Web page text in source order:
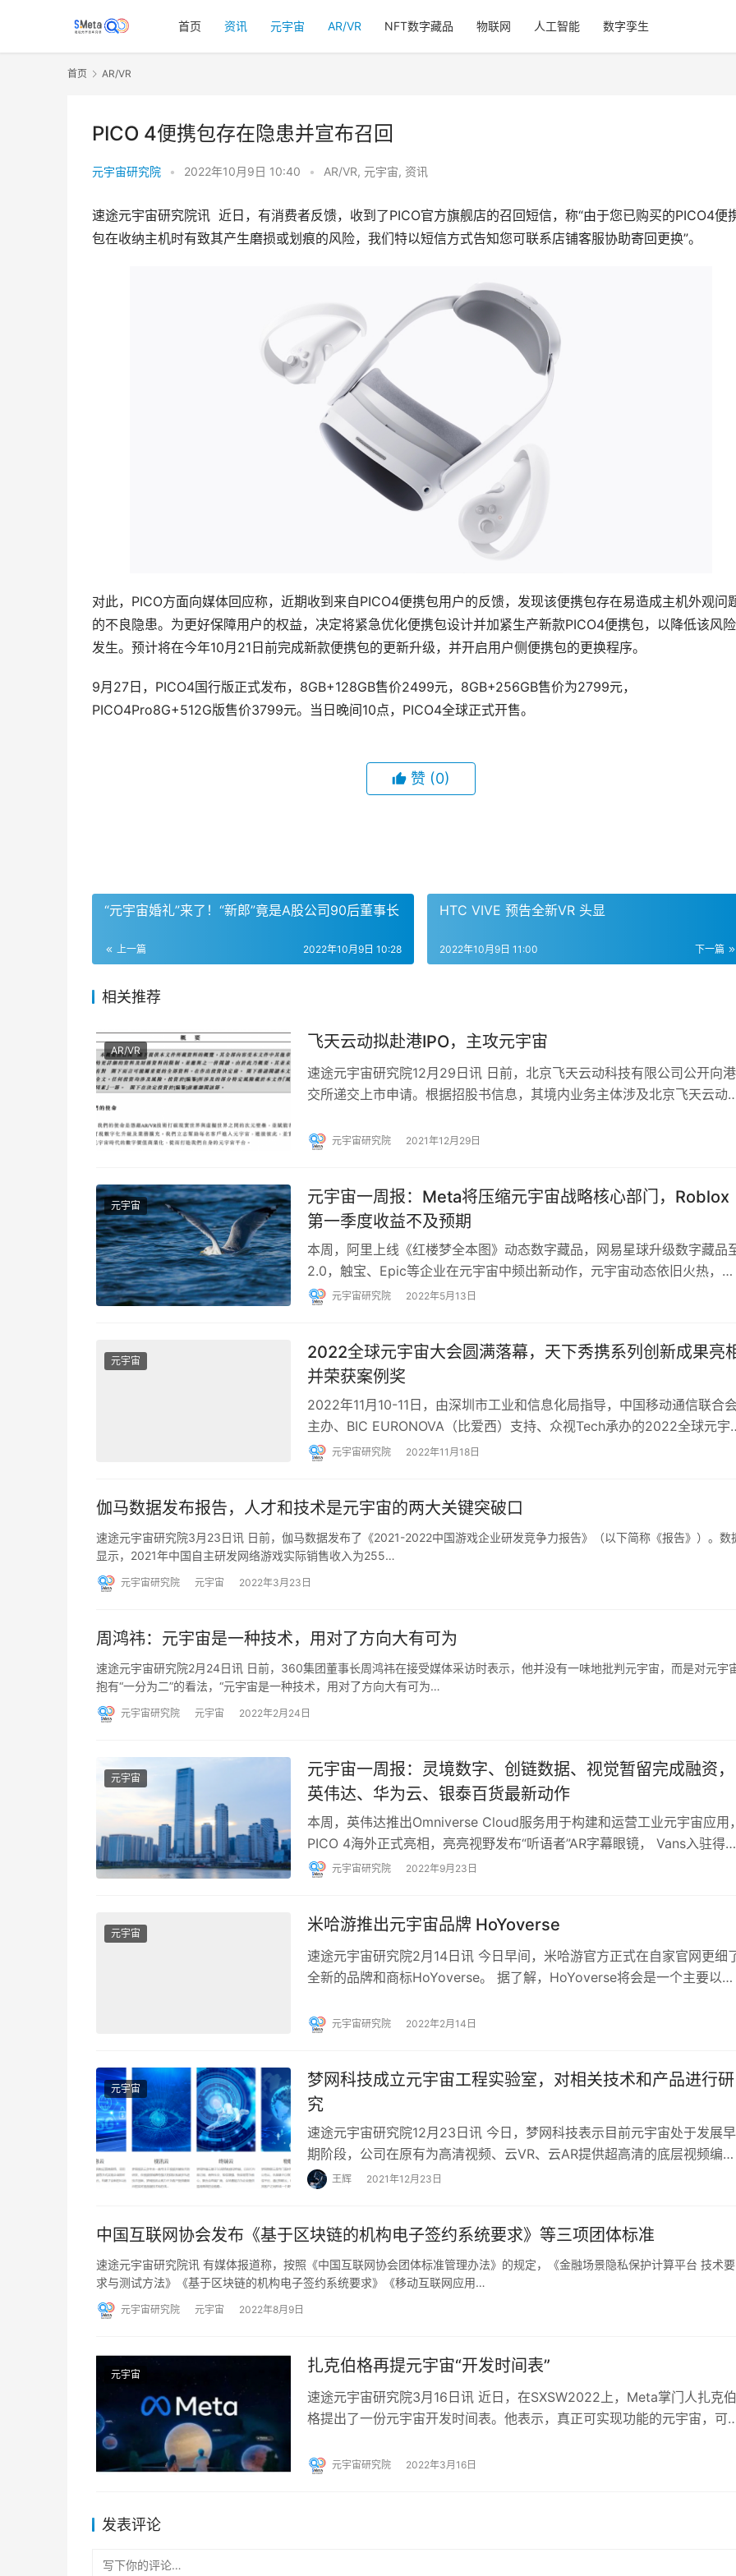
首页 资讯 元宇宙 AR/VR NFT数字藏品 物联网 人工智能 数字孪生
首页 AR/VR
PICO 4便携包存在隐患并宣布召回
元宇宙研究院 • 2022年10月9日 10:40 • AR/VR, 元宇宙, 资讯
速途元宇宙研究院讯  近日，有消费者反馈，收到了PICO官方旗舰店的召回短信，称“由于您已购买的PICO4便
包在收纳主机时有致其产生磨损或划痕的风险，我们特以短信方式告知您可联系店铺客服协助寄回更换”。
对此，PICO方面向媒体回应称，近期收到来自PICO4便携包用户的反馈，发现该便携包存在易造成主机外观问
的不良隐患。为更好保障用户的权益，决定将紧急优化便携包设计并加紧生产新款PICO4便携包，以降低该风
发生。预计将在今年10月21日前完成新款便携包的更新升级，并开启用户侧便携包的更换程序。
9月27日，PICO4国行版正式发布，8GB+128GB售价2499元，8GB+256GB售价为2799元，
PICO4Pro8G+512G版售价3799元。当日晚间10点，PICO4全球正式开售。
赞 (0)
“元宇宙婚礼”来了！“新郎”竟是A股公司90后董事长
上一篇 2022年10月9日 10:28
HTC VIVE 预告全新VR 头显
下一篇
2022年10月9日 11:00
相关推荐
AR/VR 飞天云动拟赴港IPO，主攻元宇宙
速途元宇宙研究院12月29日讯 日前，北京飞天云动科技有限公司公开向港
交所递交上市申请。根据招股书信息，其境内业务主体涉及北京飞天云动
元宇宙研究院 2021年12月29日
元宇宙
元宇宙一周报：Meta将压缩元宇宙战略核心部门，Roblox
第一季度收益不及预期
本周，阿里上线《红楼梦全本图》动态数字藏品，网易星球升级数字藏品
2.0，触宝、Epic等企业在元宇宙中频出新动作，元宇宙动态依旧火热，接
下来，和速途元宇宙研究院一起来回顾下本周的…
元宇宙研究院 2022年5月13日
元宇宙
2022全球元宇宙大会圆满落幕，天下秀携系列创新成果亮
并荣获案例奖
2022年11月10-11日，由深圳市工业和信息化局指导，中国移动通信联合
主办、BIC EURONOVA（比爱西）支持、众视Tech承办的2022全球元宇
大会深圳站在深圳南山区…
元宇宙研究院 2022年11月18日
伽马数据发布报告，人才和技术是元宇宙的两大关键突破口
速途元宇宙研究院3月23日讯 日前，伽马数据发布了《2021-2022中国游戏企业研发竞争力报告》（以下简称《报告》）。数
显示，2021年中国自主研发网络游戏实际销售收入为255…
元宇宙研究院 元宇宙 2022年3月23日
周鸿祎：元宇宙是一种技术，用对了方向大有可为
速途元宇宙研究院2月24日讯 日前，360集团董事长周鸿祎在接受媒体采访时表示，他并没有一味地批判元宇宙，而是对元宇
抱有“一分为二”的看法，“元宇宙是一种技术，用对了方向大有可为…
元宇宙研究院 元宇宙 2022年2月24日
元宇宙
元宇宙一周报：灵境数字、创链数据、视觉暂留完成融资，
英伟达、华为云、银泰百货最新动作
本周，英伟达推出Omniverse Cloud服务用于构建和运营工业元宇宙应用
PICO 4海外正式亮相，亮亮视野发布“听语者”AR字幕眼镜， Vans入驻得
App发布数字藏品…
元宇宙研究院 2022年9月23日
元宇宙 米哈游推出元宇宙品牌 HoYoverse
速途元宇宙研究院2月14日讯 今日早间，米哈游官方正式在自家官网更细
全新的品牌和商标HoYoverse。 据了解，HoYoverse将会是一个主要以米
元宇宙研究院 2022年2月14日
元宇宙
梦网科技成立元宇宙工程实验室，对相关技术和产品进行研
究
速途元宇宙研究院12月23日讯 今日，梦网科技表示目前元宇宙处于发展早
期阶段，公司在原有为高清视频、云VR、云AR提供超高清的底层视频编解
码和传输服务的视频云能力基础之上，结合公司…
王辉 2021年12月23日
中国互联网协会发布《基于区块链的机构电子签约系统要求》等三项团体标准
速途元宇宙研究院讯 有媒体报道称，按照《中国互联网协会团体标准管理办法》的规定，《金融场景隐私保护计算平台 技术要
求与测试方法》《基于区块链的机构电子签约系统要求》《移动互联网应用…
元宇宙研究院 元宇宙 2022年8月9日
元宇宙 扎克伯格再提元宇宙“开发时间表”
速途元宇宙研究院3月16日讯 近日，在SXSW2022上，Meta掌门人扎克伯
格提出了一份元宇宙开发时间表。他表示，真正可实现功能的元宇宙，可
元宇宙研究院 2022年3月16日
发表评论